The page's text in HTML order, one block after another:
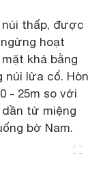
núi thấp, được
hoạt
khá bằng
núi lửa cổ. Hòn
- 25m so với
từ miệng
bờ Nam.